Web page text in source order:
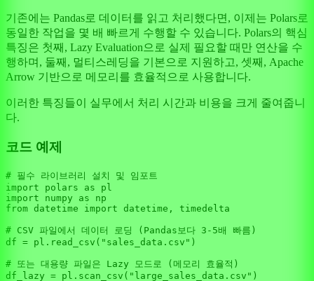
기존에는 Pandas로 데이터를 읽고 처리했다면, 이제는 Polars로
동일한 작업을 몇 배 빠르게 수행할 수 있습니다. Polars의 핵심
특징은 첫째, Lazy Evaluation으로 실제 필요할 때만 연산을 수
행하며, 둘째, 멀티스레딩을 기본으로 지원하고, 셋째, Apache
Arrow 기반으로 메모리를 효율적으로 사용합니다.
이러한 특징들이 실무에서 처리 시간과 비용을 크게 줄여줍니
다.
코드 예제
# 필수 라이브러리 설치 및 임포트
import polars as
import numpy as
from datetime import datetime, timedelta
# CSV 파일에서 데이터 로딩 (Pandas보다 3-5배 빠름)
df = pl.read_csv( "sales_data.csv" )
# 또는 대용량 파일은 Lazy 모드로 (메모리 효율적)
df_lazy = pl.scan_csv( "large_sales_data.csv" )